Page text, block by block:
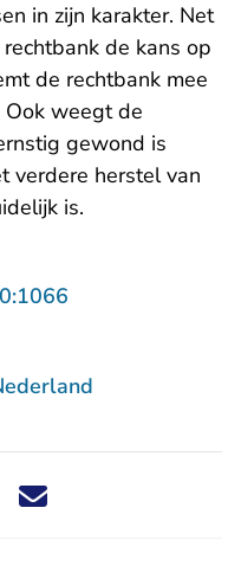
in zijn karakter. Net
de kans op
de rechtbank mee
weegt de
gewond is
verdere herstel van
is.
dit nieuwsbericht via X -
Deel dit nieuwsbericht via
Deel dit nieuwsbericht
Deel dit